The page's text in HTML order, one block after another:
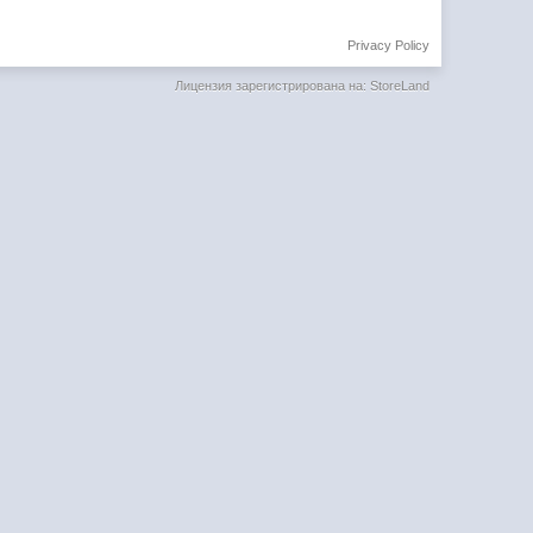
Privacy Policy
Лицензия зарегистрирована на: StoreLand